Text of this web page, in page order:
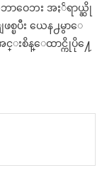
ာဝေဘး အႏၲရာယ္ဆို
ဖစ္ၿပီး ယေန႕မွာေ
းစိန္ေထာင္ကိုပို႔ေ